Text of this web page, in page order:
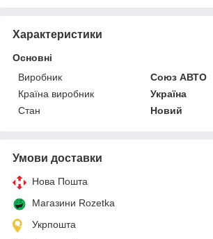
Характеристики
Основні
Виробник
Союз АВТО
Країна виробник
Україна
Стан
Новий
Умови доставки
Нова Пошта
Магазини Rozetka
Укрпошта